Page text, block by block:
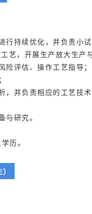
行持续优化，并负责小
艺，开展生产放大生产
险评估、操作工艺指导；
，并负责相应的工艺技
与研究。
历。